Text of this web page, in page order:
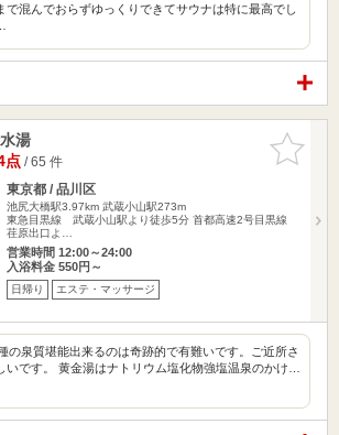
で混んでおらずゆっくりできてサウナは特に最高でし
お気に入
りに追加
湯
点/ 65 件
東京都 / 品川区
池尻大橋駅3.97km 武蔵小山駅273m
東急目黒線 武蔵小山駅より徒歩5分 首都高速2号目黒線
荏原出口よ…
営業時間 12:00～24:00
入浴料金 550円～
日帰り エステ・マッサージ
の泉質堪能出来るのは奇跡的で有難いです。ご近所さ
いです。 黄金湯はナトリウム塩化物強塩温泉のかけ…